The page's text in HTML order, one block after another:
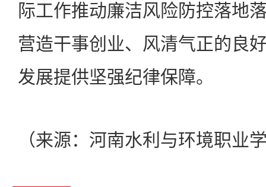
际工作推动廉洁风险防控落地
营造干事创业、风清气正的良
发展提供坚强纪律保障。
（来源：河南水利与环境职业